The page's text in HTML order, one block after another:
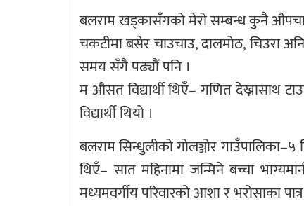
बलराम खड्कासँगको मेरो सम्बन्ध कुनै
चकटीमा बसेर चाउचाउ, दालमोठ, चिउरा
समय सँगै पढ्यौं पनि ।
म औसत विद्यार्थी थिएँ– गणित देख्नासाथ
विद्यार्थी थियो ।
बलराम सिन्धुलीको गोलञ्जोर
थिएँ– सात महिनामा जन्मिने बच्चा
मध्यमवर्गीय परिवारको आशा र भरोसाका